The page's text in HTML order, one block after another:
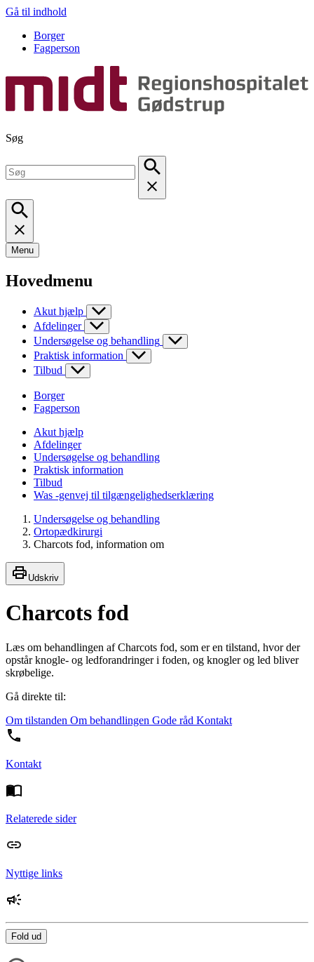
Gå til indhold
Borger
Fagperson
Søg
Menu
Hovedmenu
Akut hjælp
Afdelinger
Undersøgelse og behandling
Praktisk information
Tilbud
Borger
Fagperson
Akut hjælp
Afdelinger
Undersøgelse og behandling
Praktisk information
Tilbud
Was -genvej til tilgængelighedserklæring
Undersøgelse og behandling
Ortopædkirurgi
Charcots fod, information om
Udskriv
Charcots fod
Læs om behandlingen af Charcots fod, som er en tilstand, hvor der
opstår knogle- og ledforandringer i foden, og knogler og led bliver
skrøbelige.
Gå direkte til:
Om tilstanden Om behandlingen Gode råd Kontakt
Kontakt
Relaterede sider
Nyttige links
Fold ud